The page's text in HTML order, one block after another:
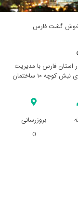
خوش گشت فارس
فارس با مدیریت
محمد سلطانی به آدرس شیراز سی متری سینما سعدی نبش کوچه ۱۰ ساختمان
بروزرسانی
0